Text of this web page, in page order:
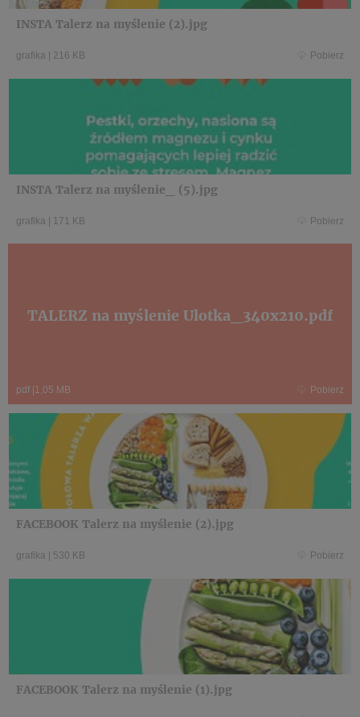
INSTA Talerz na myślenie (2).jpg
grafika 216 KB Pobierz
INSTA Talerz na myślenie_ (5).jpg
grafika 171 KB Pobierz
TALERZ na myślenie Ulotka_340x210.pdf
pdf 1,05 MB Pobierz
FACEBOOK Talerz na myślenie (2).jpg
grafika 530 KB Pobierz
FACEBOOK Talerz na myślenie (1).jpg